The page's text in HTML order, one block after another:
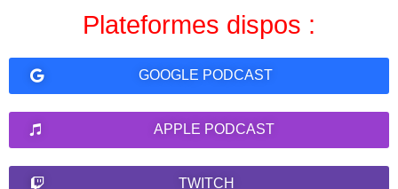
Plateformes dispos :
GOOGLE PODCAST
APPLE PODCAST
TWITCH